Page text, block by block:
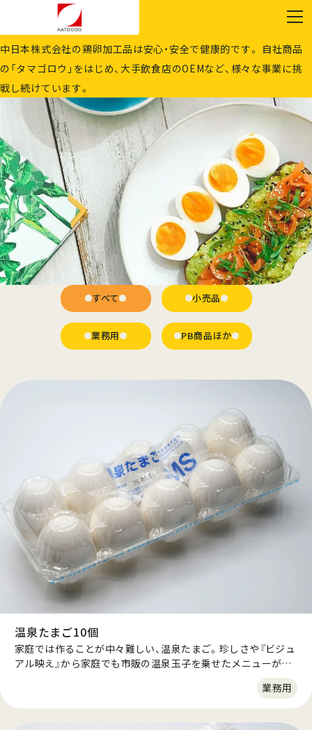
中日本株式会社の鶏卵加工品は安心・安全で健康的です。 自社商品
の「タマゴロウ」をはじめ、大手飲食店のOEMなど、様々な事業に挑
戦し続けています。
すべて 小売品
業務用 PB商品ほか
温泉たまご10個
家庭では作ることが中々難しい、温泉たまご。珍しさや『ビジュ
アル映え』から家庭でも市販の温泉玉子を乗せたメニューが多
数アップされています。 お店のメニューをひと手間かけて、看
板メニューに！赤外線を利用し、黄身の中心まで加熱した安心な
温泉たまごです。さまざまな料理にお使い頂けるよう、価格を
抑えました。カレーや牛丼、麺商品に最適な一品です。
業務用